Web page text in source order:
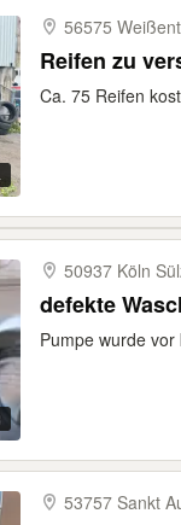
56575
Reifen zu
Ca. 75 Reifen
50937 Köln
defekte
Pumpe wurde
53757 Sankt